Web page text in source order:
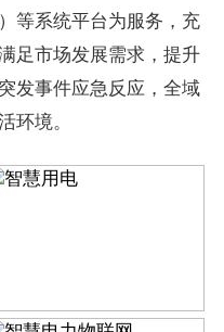
等系统平台为服务，充
足市场发展需求，提升
发事件应急反应，全域
环境。